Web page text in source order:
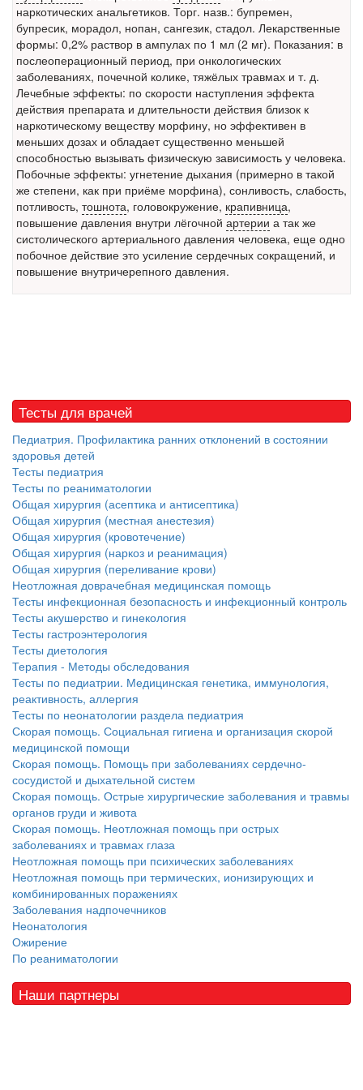
встрече с журналистами ведущих...
Местная анестезия развивает кардиотоксичность
Федеральная служба по
надзору в сфере
здравоохранения озвучила
тревожную статистику. Она
касаются увеличения риска
острой кардиотоксичности и
роста сопутствующих
осложнений от...
Закон о праве родителей находиться с детьми в
реанимации внесен в Госдуму
Соответствующий
больничной палате
бесплатно, в течении всего срока лечения...
наркотических анальгетиков. Торг. назв.: бупремен,
бупресик, морадол, нопан, сангезик, стадол. Лекарственные
формы: 0,2% раствор в ампулах по 1 мл (2 мг). Показания: в
послеоперационный период, при онкологических
заболеваниях, почечной колике, тяжёлых травмах и т. д.
Лечебные эффекты: по скорости наступления эффекта
действия препарата и длительности действия близок к
наркотическому веществу морфину, но эффективен в
меньших дозах и обладает существенно меньшей
способностью вызывать физическую зависимость у человека.
Побочные эффекты: угнетение дыхания (примерно в такой
же степени, как при приёме морфина), сонливость, слабость,
потливость, тошнота, головокружение, крапивница,
повышение давления внутри лёгочной артерии а так же
систолического артериального давления человека, еще одно
побочное действие это усиление сердечных сокращений, и
повышение внутричерепного давления.
Тесты для врачей
Педиатрия. Профилактика ранних отклонений в состоянии
здоровья детей
Тесты педиатрия
Тесты по реаниматологии
Общая хирургия (асептика и антисептика)
Общая хирургия (местная анестезия)
Общая хирургия (кровотечение)
Общая хирургия (наркоз и реанимация)
Общая хирургия (переливание крови)
Неотложная доврачебная медицинская помощь
Тесты инфекционная безопасность и инфекционный контроль
Тесты акушерство и гинекология
Тесты гастроэнтерология
Тесты диетология
Терапия - Методы обследования
Тесты по педиатрии. Медицинская генетика, иммунология,
реактивность, аллергия
Тесты по неонатологии раздела педиатрия
Скорая помощь. Социальная гигиена и организация скорой
медицинской помощи
Скорая помощь. Помощь при заболеваниях сердечно-
сосудистой и дыхательной систем
Скорая помощь. Острые хирургические заболевания и травмы
органов груди и живота
Скорая помощь. Неотложная помощь при острых
заболеваниях и травмах глаза
Неотложная помощь при психических заболеваниях
Неотложная помощь при термических, ионизирующих и
комбинированных поражениях
Заболевания надпочечников
Неонатология
Ожирение
По реаниматологии
Наши партнеры